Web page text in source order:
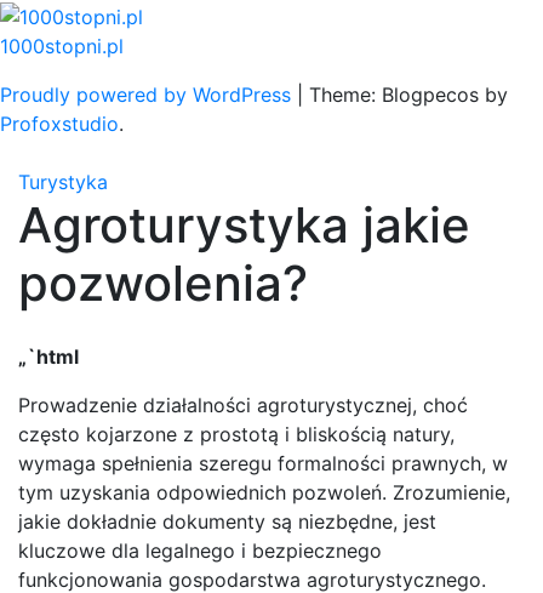
Skip
to
1000stopni.pl
Proudly powered by WordPress
Theme: Blogpecos by
Profoxstudio.
Turystyka
Agroturystyka jakie
pozwolenia?
„`html
Prowadzenie działalności agroturystycznej, choć
często kojarzone z prostotą i bliskością natury,
wymaga spełnienia szeregu formalności prawnych, w
tym uzyskania odpowiednich pozwoleń. Zrozumienie,
jakie dokładnie dokumenty są niezbędne, jest
kluczowe dla legalnego i bezpiecznego
funkcjonowania gospodarstwa agroturystycznego.